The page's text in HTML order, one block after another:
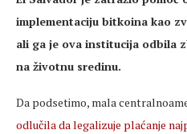
implementaciju bitkoina kao
ali ga je ova institucija odbila
na životnu sredinu.
Da podsetimo, mala
odlučila da legalizuje plaćanje